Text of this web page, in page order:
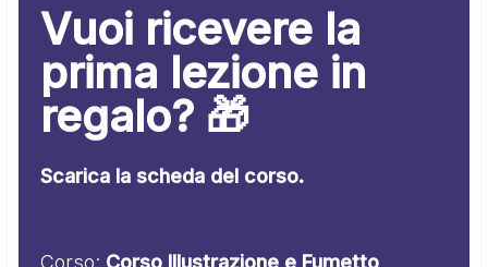
Vuoi ricevere la
prima lezione in
regalo? 🎁
Scarica la scheda del corso.
Corso: Corso Illustrazione e Fumetto